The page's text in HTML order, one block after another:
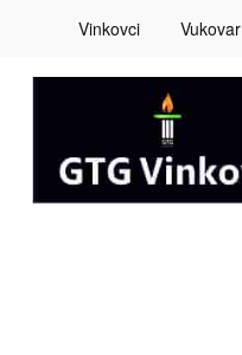
Vinkovci Vukovar